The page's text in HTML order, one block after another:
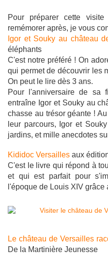
Pour préparer cette
remémorer après, je vous
Igor et Souky au château
éléphants
C'est notre préféré ! On
qui permet de découvrir les
On peut le lire dès 3 ans.
Pour l'anniversaire de
entraîne Igor et Souky au
chasse au trésor géante !
leur parcours, Igor et
jardins, et mille anecdotes
Kididoc Versailles aux
C'est le livre qui répond à
et qui est parfait pour
l'époque de Louis XIV grâce
Le château de Versailles
De la Martinière Jeunesse